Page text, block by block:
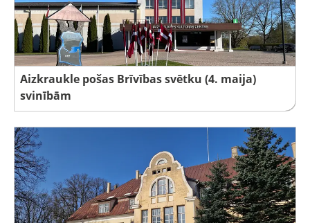
Aizkraukle pošas Brīvības svētku (4. maija)
svinībām